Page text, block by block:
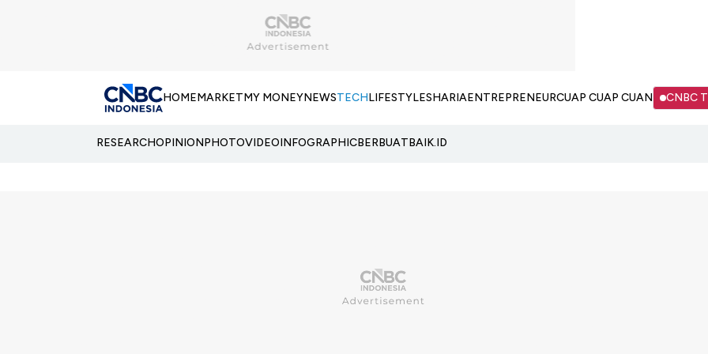
HOMEMARKETMY MONEYNEWSTECHLIFESTYLESHARIAENTREPRENEURCUAP CUAP CUAN CNBC
RESEARCHOPINIONPHOTOVIDEOINFOGRAPHICBERBUATBAIK.ID